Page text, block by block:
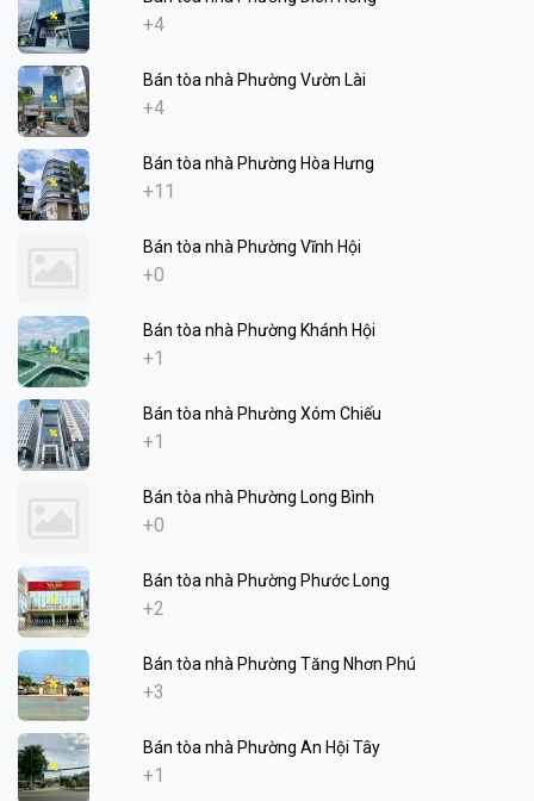
+4
Bán tòa nhà Phường Vườn Lài
+4
Bán tòa nhà Phường Hòa Hưng
+11
Bán tòa nhà Phường Vĩnh Hội
+0
Bán tòa nhà Phường Khánh Hội
+1
Bán tòa nhà Phường Xóm Chiếu
+1
Bán tòa nhà Phường Long Bình
+0
Bán tòa nhà Phường Phước Long
+2
Bán tòa nhà Phường Tăng Nhơn Phú
+3
Bán tòa nhà Phường An Hội Tây
+1